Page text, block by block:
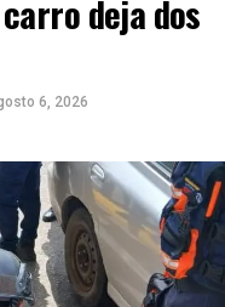
deja dos
6, 2026